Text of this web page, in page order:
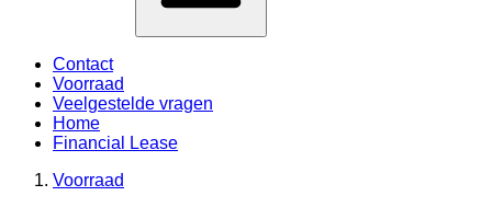
Contact
Voorraad
Veelgestelde vragen
Home
Financial Lease
Voorraad